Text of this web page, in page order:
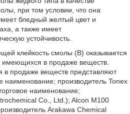
при том условии, что она
бледный желтый цвет и
а также имеет
устойчивость.
клейкость смолы (B) оказывается
в продаже веществ.
продаже веществ представляют
наименование; производитель Tonex
наименование;
Co., Ltd.); Alcon M100
Arakawa Chemical